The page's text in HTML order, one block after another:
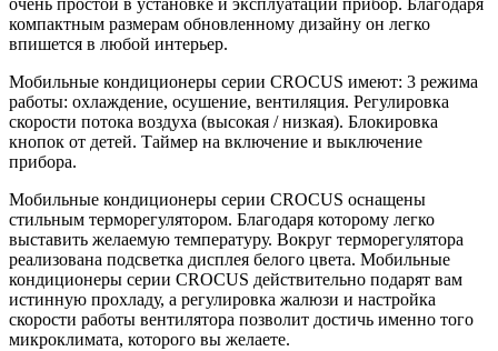
очень простой в установке и эксплуатации прибор. Благодаря
компактным размерам обновленному дизайну он легко
впишется в любой интерьер.
Мобильные кондиционеры серии СROCUS имеют: 3 режима
работы: охлаждение, осушение, вентиляция. Регулировка
скорости потока воздуха (высокая / низкая). Блокировка
кнопок от детей. Таймер на включение и выключение
прибора.
Мобильные кондиционеры серии CROCUS оснащены
стильным терморегулятором. Благодаря которому легко
выставить желаемую температуру. Вокруг терморегулятора
реализована подсветка дисплея белого цвета. Мобильные
кондиционеры серии CROCUS действительно подарят вам
истинную прохладу, а регулировка жалюзи и настройка
скорости работы вентилятора позволит достичь именно того
микроклимата, которого вы желаете.